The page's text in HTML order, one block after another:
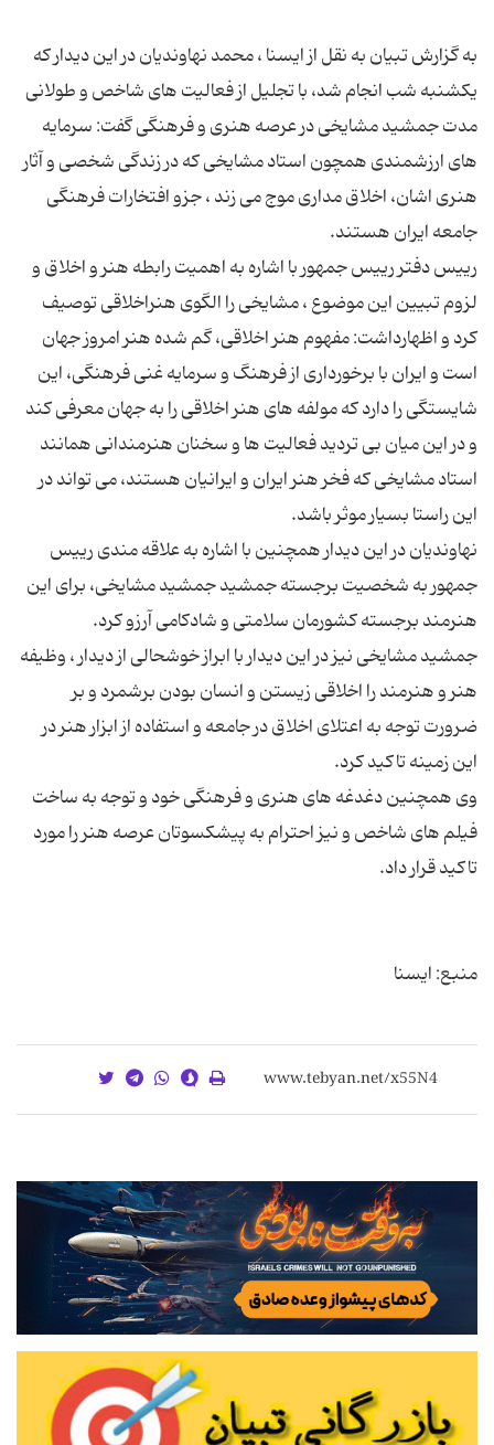
به گزارش تبیان به نقل از ایسنا ، محمد نهاوندیان در این دیدار که
یکشنبه شب انجام شد، با تجلیل از فعالیت های شاخص و طولانی
مدت جمشید مشایخی در عرصه هنری و فرهنگی گفت: سرمایه
های ارزشمندی همچون استاد مشایخی که در زندگی شخصی و آثار
هنری اشان، اخلاق مداری موج می زند ، جزو افتخارات فرهنگی
رییس دفتر رییس جمهور با اشاره به اهمیت رابطه هنر و اخلاق و
لزوم تبیین این موضوع ، مشایخی را الگوی هنراخلاقی توصیف
کرد و اظهارداشت: مفهوم هنر اخلاقی، گم شده هنر امروز جهان
است و ایران با برخورداری از فرهنگ و سرمایه غنی فرهنگی، این
شایستگی را دارد که مولفه های هنر اخلاقی را به جهان معرفی کند
و در این میان بی تردید فعالیت ها و سخنان هنرمندانی همانند
استاد مشایخی که فخر هنر ایران و ایرانیان هستند، می تواند در
نهاوندیان در این دیدار همچنین با اشاره به علاقه مندی رییس
جمهور به شخصیت برجسته جمشید جمشید مشایخی، برای این
جمشید مشایخی نیز در این دیدار با ابراز خوشحالی از دیدار ، وظیفه
هنر و هنرمند را اخلاقی زیستن و انسان بودن برشمرد و بر
ضرورت توجه به اعتلای اخلاق در جامعه و استفاده از ابزار هنر در
وی همچنین دغدغه های هنری و فرهنگی خود و توجه به ساخت
فیلم های شاخص و نیز احترام به پیشکسوتان عرصه هنر را مورد
منبع: ایسنا